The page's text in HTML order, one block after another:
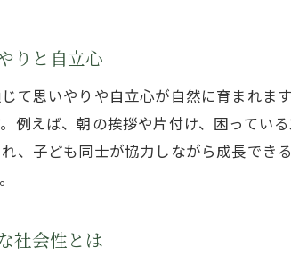
幼稚園で
幼稚園で
幼稚園の時
りと自立心
て思いやりや自立心が自然に育まれま
例えば、朝の挨拶や片付け、困ってい
、子ども同士が協力しながら成長で
社会性とは